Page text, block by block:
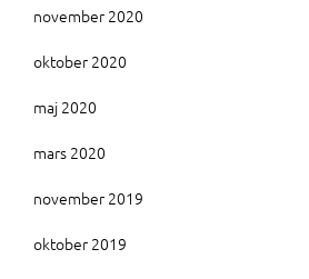
november 2020
oktober 2020
maj 2020
mars 2020
november 2019
oktober 2019